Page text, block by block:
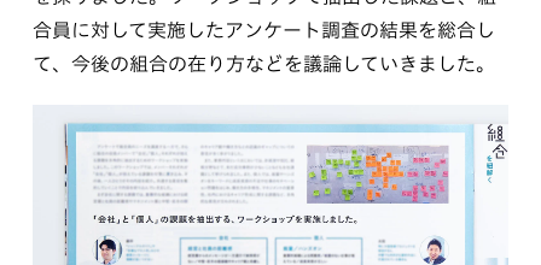
合員に対して実施したアンケート調査の結果を総合し
て、今後の組合の在り方などを議論していきました。